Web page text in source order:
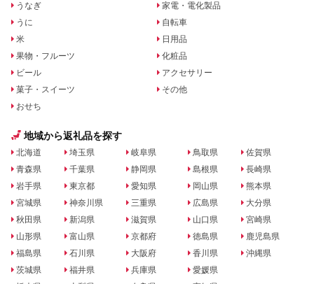
うなぎ
うに
米
果物・フルーツ
ビール
菓子・スイーツ
おせち
家電・電化製品
自転車
日用品
化粧品
アクセサリー
その他
地域から返礼品を探す
北海道
青森県
岩手県
宮城県
秋田県
山形県
福島県
茨城県
埼玉県
千葉県
東京都
神奈川県
新潟県
富山県
石川県
福井県
岐阜県
静岡県
愛知県
三重県
滋賀県
京都府
大阪府
兵庫県
鳥取県
島根県
岡山県
広島県
山口県
徳島県
香川県
愛媛県
佐賀県
長崎県
熊本県
大分県
宮崎県
鹿児島県
沖縄県